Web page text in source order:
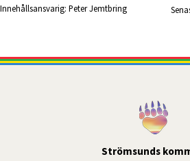
Innehållsansvarig: Peter Jemtbring
Strömsunds